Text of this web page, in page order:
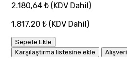
2.180,64 ₺ (KDV Dahil)
1.817,20 ₺ (KDV Dahil)
Sepete Ekle
Karşılaştırma listesine ekle